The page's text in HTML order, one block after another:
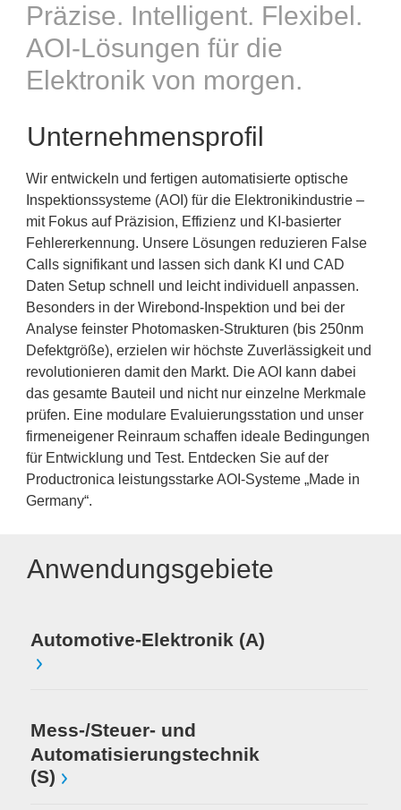
Präzise. Intelligent. Flexibel.
AOI-Lösungen für die
Elektronik von morgen.
Unternehmensprofil
Wir entwickeln und fertigen automatisierte optische
Inspektionssysteme (AOI) für die Elektronikindustrie –
mit Fokus auf Präzision, Effizienz und KI-basierter
Fehlererkennung. Unsere Lösungen reduzieren False
Calls signifikant und lassen sich dank KI und CAD
Daten Setup schnell und leicht individuell anpassen.
Besonders in der Wirebond-Inspektion und bei der
Analyse feinster Photomasken-Strukturen (bis 250nm
Defektgröße), erzielen wir höchste Zuverlässigkeit und
revolutionieren damit den Markt. Die AOI kann dabei
das gesamte Bauteil und nicht nur einzelne Merkmale
prüfen. Eine modulare Evaluierungsstation und unser
firmeneigener Reinraum schaffen ideale Bedingungen
für Entwicklung und Test. Entdecken Sie auf der
Productronica leistungsstarke AOI-Systeme „Made in
Germany“.
Anwendungsgebiete
Automotive-Elektronik (A)
Mess-/Steuer- und
Automatisierungstechnik
(S)